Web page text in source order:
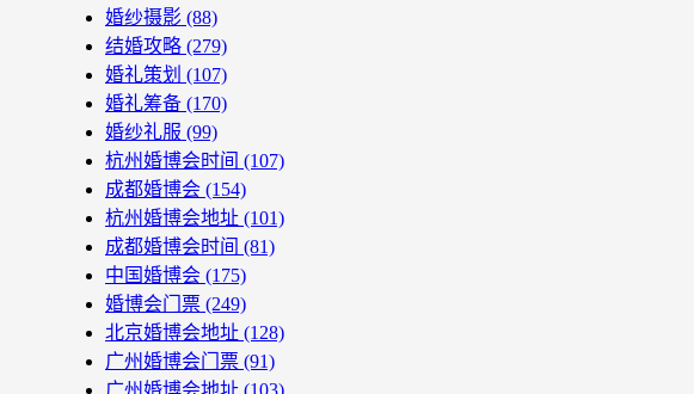
婚纱摄影 (88)
结婚攻略 (279)
婚礼策划 (107)
婚礼筹备 (170)
婚纱礼服 (99)
杭州婚博会时间 (107)
成都婚博会 (154)
杭州婚博会地址 (101)
成都婚博会时间 (81)
中国婚博会 (175)
婚博会门票 (249)
北京婚博会地址 (128)
广州婚博会门票 (91)
广州婚博会地址 (103)